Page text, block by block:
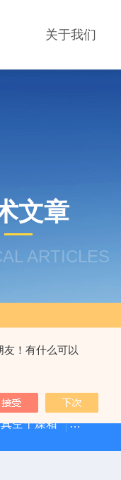
友！有什么可以
关于我们
文章
ARTICLES
空干燥箱 100*60